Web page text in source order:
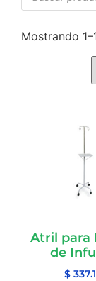
Mostrando
Atril para
de
$